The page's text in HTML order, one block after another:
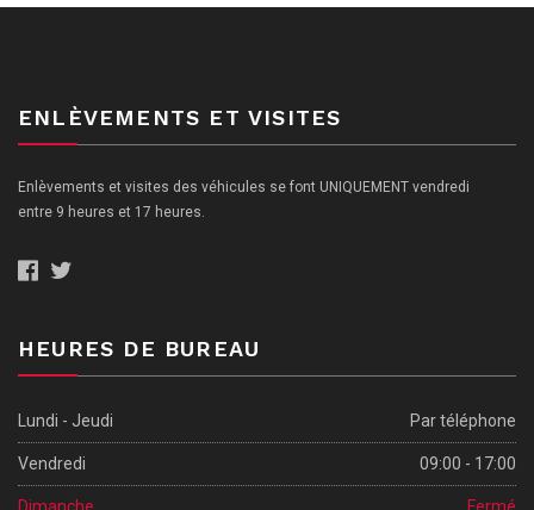
ENLÈVEMENTS ET VISITES
Enlèvements et visites des véhicules se font UNIQUEMENT vendredi
entre 9 heures et 17 heures.
HEURES DE BUREAU
Lundi - Jeudi Par téléphone
Vendredi 09:00 - 17:00
Dimanche Fermé